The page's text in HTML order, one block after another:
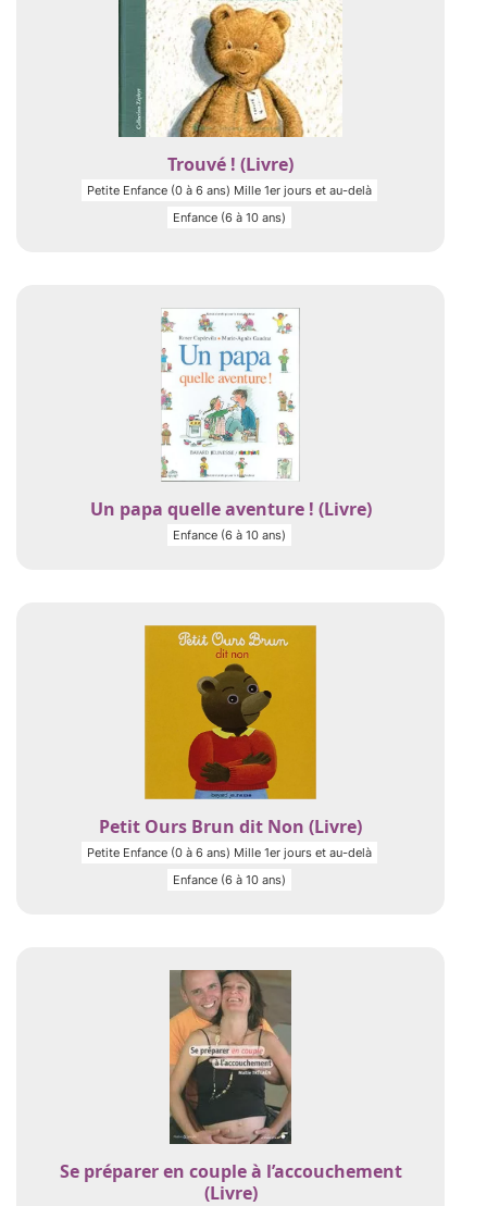
Trouvé ! (Livre)
Petite Enfance (0 à 6 ans) Mille 1er jours et au-delà
Enfance (6 à 10 ans)
Un papa quelle aventure ! (Livre)
Enfance (6 à 10 ans)
Petit Ours Brun dit Non (Livre)
Petite Enfance (0 à 6 ans) Mille 1er jours et au-delà
Enfance (6 à 10 ans)
Se préparer en couple à l’accouchement
(Livre)